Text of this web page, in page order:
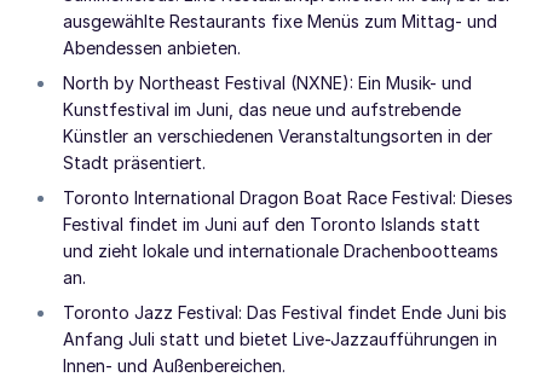
ausgewählte Restaurants fixe Menüs zum Mittag- und
Abendessen anbieten.
North by Northeast Festival (NXNE): Ein Musik- und
Kunstfestival im Juni, das neue und aufstrebende
Künstler an verschiedenen Veranstaltungsorten in der
Stadt präsentiert.
Toronto International Dragon Boat Race Festival: Dieses
Festival findet im Juni auf den Toronto Islands statt
und zieht lokale und internationale Drachenbootteams
an.
Toronto Jazz Festival: Das Festival findet Ende Juni bis
Anfang Juli statt und bietet Live-Jazzaufführungen in
Innen- und Außenbereichen.